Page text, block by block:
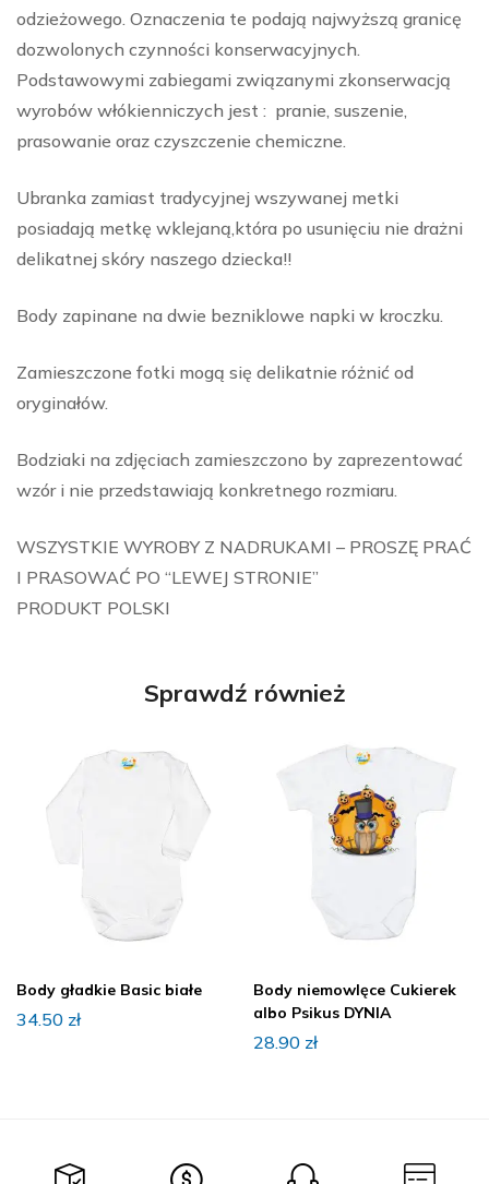
odzieżowego. Oznaczenia te podają najwyższą granicę
dozwolonych czynności konserwacyjnych.
Podstawowymi zabiegami związanymi zkonserwacją
wyrobów włókienniczych jest : pranie, suszenie,
prasowanie oraz czyszczenie chemiczne.
Ubranka zamiast tradycyjnej wszywanej metki
posiadają metkę wklejaną,która po usunięciu nie drażni
delikatnej skóry naszego dziecka!!
Body zapinane na dwie bezniklowe napki w kroczku.
Zamieszczone fotki mogą się delikatnie różnić od
oryginałów.
Bodziaki na zdjęciach zamieszczono by zaprezentować
wzór i nie przedstawiają konkretnego rozmiaru.
WSZYSTKIE WYROBY Z NADRUKAMI – PROSZĘ PRAĆ
I PRASOWAĆ PO “LEWEJ STRONIE”
PRODUKT POLSKI
Sprawdź również
Body gładkie Basic białe
34.50 zł
Body niemowlęce Cukierek
albo Psikus DYNIA
28.90 zł